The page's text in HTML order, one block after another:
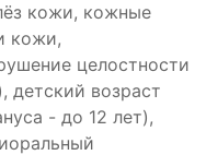
кожи, кожные
кожи,
целостности
детский возраст
- до 12 лет),